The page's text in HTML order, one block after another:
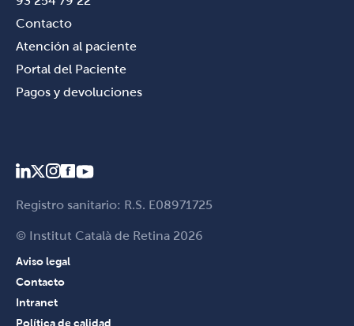
Contacto
Atención al paciente
Portal del Paciente
Pagos y devoluciones
Registro sanitario: R.S. E08971725
© Institut Català de Retina 2026
Aviso legal
Contacto
Intranet
Política de calidad